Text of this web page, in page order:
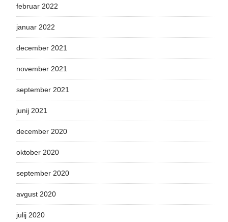
februar 2022
januar 2022
december 2021
november 2021
september 2021
junij 2021
december 2020
oktober 2020
september 2020
avgust 2020
julij 2020